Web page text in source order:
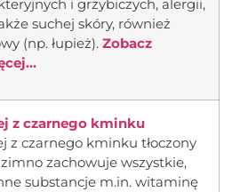
i grzybiczych, alergii,
suchej skóry, również
(np. łupież).Zobacz
z czarnego kminku
z czarnego kminku tłoczony
zachowuje wszystkie,
substancje m.in. witaminę